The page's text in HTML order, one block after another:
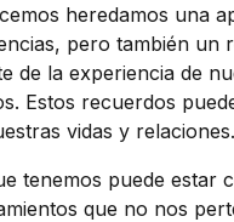
heredamos una
pero también un
de la experiencia de
Estos recuerdos
vidas y relaciones.
tenemos puede estar
que no nos